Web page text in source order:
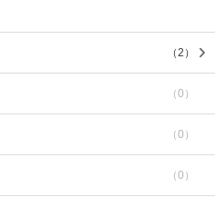
（2 ）
（0 ）
（0 ）
（0 ）